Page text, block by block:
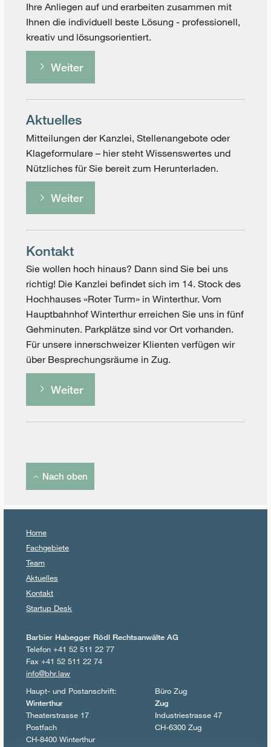
Ihre Anliegen auf und erarbeiten zusammen mit
Ihnen die individuell beste Lösung - professionell,
kreativ und lösungsorientiert.
Weiter
Aktuelles
Mitteilungen der Kanzlei, Stellenangebote oder
Klageformulare – hier steht Wissenswertes und
Nützliches für Sie bereit zum Herunterladen.
Weiter
Kontakt
Sie wollen hoch hinaus? Dann sind Sie bei uns
richtig! Die Kanzlei befindet sich im 14. Stock des
Hochhauses «Roter Turm» in Winterthur. Vom
Hauptbahnhof Winterthur erreichen Sie uns in fünf
Gehminuten. Parkplätze sind vor Ort vorhanden.
Für unsere innerschweizer Klienten verfügen wir
über Besprechungsräume in Zug.
Weiter
Nach oben
Home
Fachgebiete
Team
Aktuelles
Kontakt
Startup Desk
Barbier Habegger Rödl Rechtsanwälte AG
Telefon +41 52 511 22 77
Fax +41 52 511 22 74
info@bhr.law
Haupt- und Postanschrift:
Winterthur
Theaterstrasse 17
Postfach
CH-8400 Winterthur
Büro Zug
Zug
Industriestrasse 47
CH-6300 Zug